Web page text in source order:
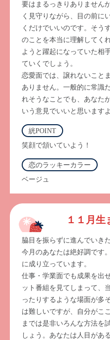
要はまるっきりありません
く見守りながら、目の前に
くだけでいいのです。そう
のことを本当に理解してく
ようと躍起になっていた相
ていくでしょう。
恋愛面では、譲れないこと
ありません。一般的に常識
れそうなことでも、あなた
いう意見でいいと思いますよ
絖POINT
笑顔で頷いていよう！
恋のラッキーカラー
ベージュ
１１月生
脇目を振らずに進んでいき
今月のあなたは絶好調です
に成り立っています。
仕事・学業面でも成果を出
ット番組を見てしまって、
ったりするような場面が多
は難しいですが、自分がこ
までは是非いろんな方法を
しょう。あなたは人目があ